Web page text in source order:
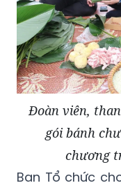
Đoàn viên,
gói bánh
chương
Ban Tổ chức